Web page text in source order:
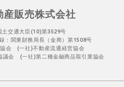
産販売株式会社
土交通大臣(10)第3529号
：関東財務局長（金商）第1508号
協会 (一社)不動産流通経営協会
議会 (一社)第二種金融商品取引業協会